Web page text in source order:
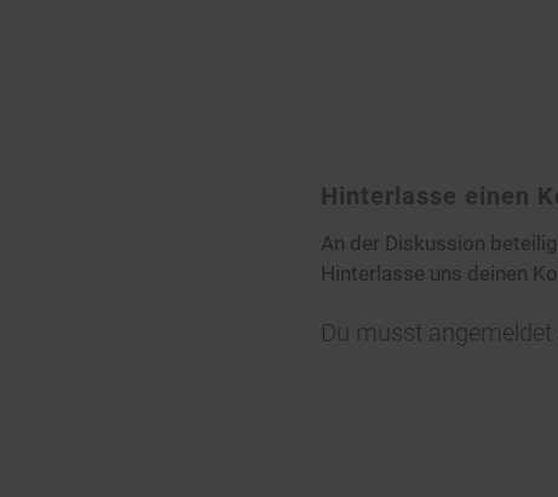
Hinterlasse einen
An der Diskussion
Hinterlasse uns deinen
Du musst angemeldet